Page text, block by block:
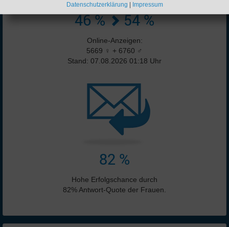
46 % 54 %
Online-Anzeigen:
5669 ♀ + 6760 ♂
Stand: 07.08.2026 01:18 Uhr
82 %
Hohe Erfolgschance durch
82% Antwort-Quote der Frauen.
Datenschutzerklärung | Impressum